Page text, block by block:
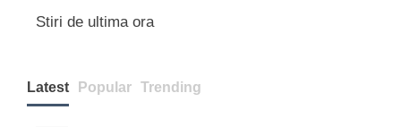
Stiri de ultima ora
Latest Popular Trending